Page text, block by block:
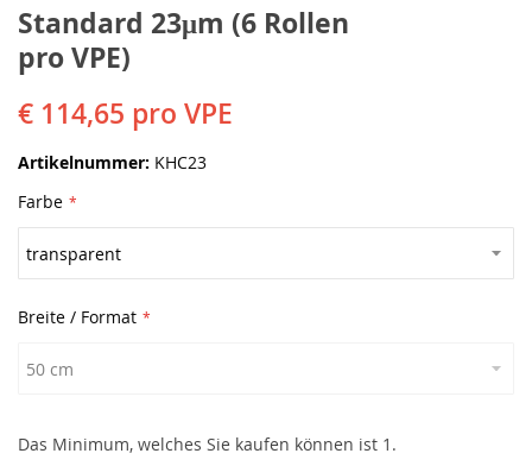
Standard 23μm (6 Rollen
pro VPE)
€ 114,65 pro VPE
Artikelnummer KHC23
Farbe
Breite / Format
Das Minimum, welches Sie kaufen können ist 1.